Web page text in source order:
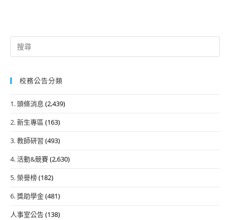
Search
for:
校務公告分類
1. 頭條消息 (2,439)
2. 新生專區 (163)
3. 教師研習 (493)
4. 活動&競賽(2,630)
5. 榮譽榜(182)
6. 獎助學金(481)
人事室公告(138)